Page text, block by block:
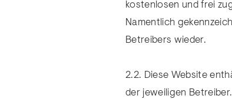
kostenlosen und frei
Namentlich
Betreibers wieder.
2.2. Diese Website
der jeweiligen